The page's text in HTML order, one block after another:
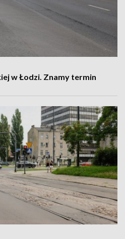
w Łodzi. Znamy termin